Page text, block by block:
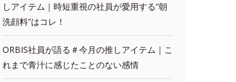
しアイテム｜時短重視の社員が愛用する“朝
洗顔料”はコレ！
ORBIS社員が語る＃今月の推しアイテム｜こ
れまで青汁に感じたことのない感情